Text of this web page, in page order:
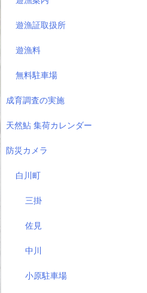
遊漁証取扱所
遊漁料
無料駐車場
成育調査の実施
天然鮎 集荷カレンダー
防災カメラ
白川町
三掛
佐見
中川
小原駐車場